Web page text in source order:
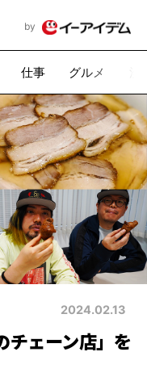
by
仕事 グルメ
2024.02.13
チェーン店」を